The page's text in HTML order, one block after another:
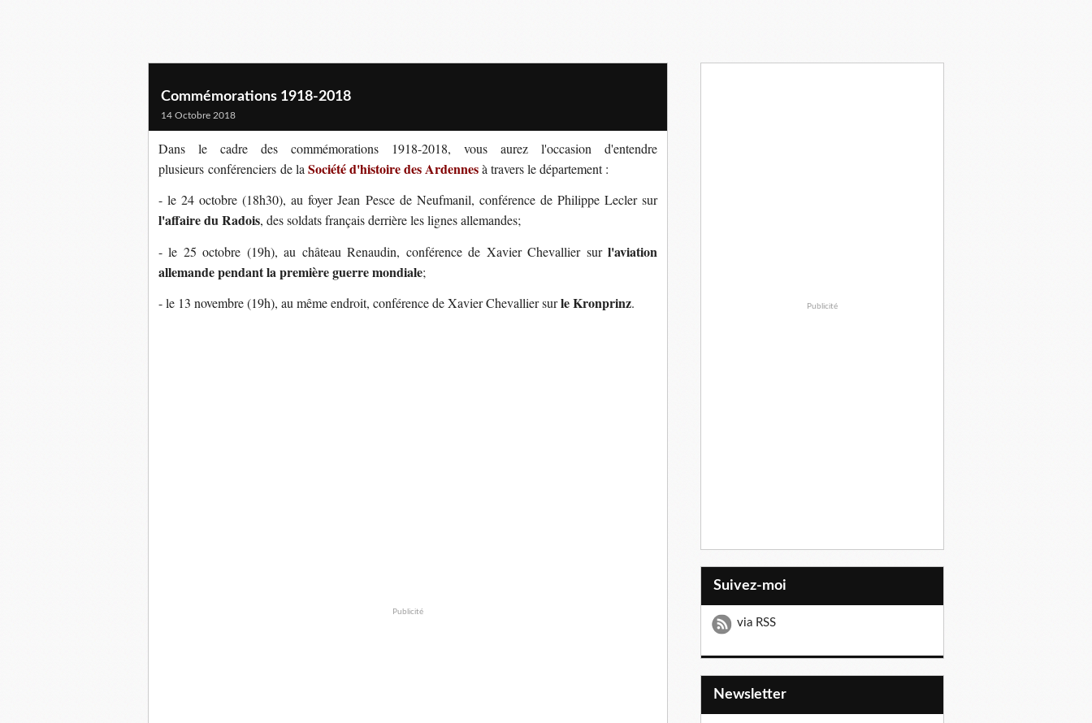
Commémorations 1918-2018
14 Octobre 2018
Dans le cadre des commémorations 1918-2018, vous aurez l'occasion d'entendre
plusieurs conférenciers de la Société d'histoire des Ardennesà travers le département :
- le 24 octobre (18h30), au foyer Jean Pesce de Neufmanil, conférence de Philippe Lecler sur
l'affaire du Radois, des soldats français derrière les lignes allemandes;
- le 25 octobre (19h), au château Renaudin, conférence de Xavier Chevallier sur l'aviation
allemande pendant la première guerre mondiale;
- le 13 novembre (19h), au même endroit, conférence de Xavier Chevallier surle Kronprinz.
Publicité
Publicité
Suivez-moi
via RSS
Newsletter